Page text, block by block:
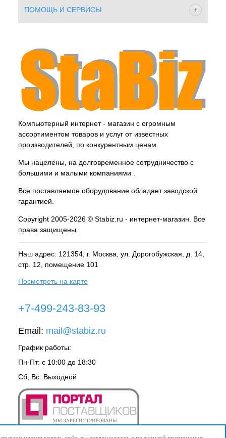
ПОМОЩЬ И СЕРВИСЫ
Компьютерный интернет - магазин с огромным
ассортиментом товаров и услуг от известных
производителей, по конкурентным ценам.
Мы нацелены, на долговременное сотрудничество с
большими и малыми компаниями .
Все поставляемое оборудование обладает заводской
гарантией.
Copyright 2005-2026 © Stabiz.ru - интернет-магазин. Все
права защищены.
Наш адрес: 121354, г. Москва , ул. Дорогобужская, д. 14,
стр. 12, помещение 101
Посмотреть на карте
+7-499-243-83-93
Email: mail@stabiz.ru
График работы:
Пн-Пт: с 10:00 до 18:30
Сб, Вс: Выходной